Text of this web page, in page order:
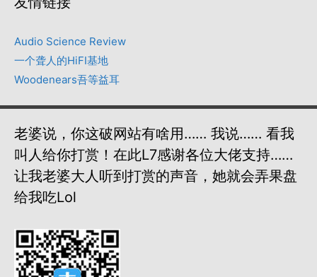
Audio Science Review
一个聋人的HiFI基地
Woodenears吾等益耳
老婆说，你这破网站有啥用…… 我说…… 看我
叫人给你打赏！在此L7感谢各位大佬支持……
让我老婆大人听到打赏的声音，她就会弄果盘
给我吃lol